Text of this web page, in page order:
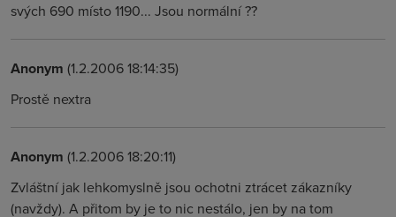
svých 690 místo 1190... Jsou normální ??
Anonym (1.2.2006 18:14:35)
Prostě nextra
Anonym (1.2.2006 18:20:11)
Zvláštní jak lehkomyslně jsou ochotni ztrácet zákazníky
(navždy). A přitom by je to nic nestálo, jen by na tom